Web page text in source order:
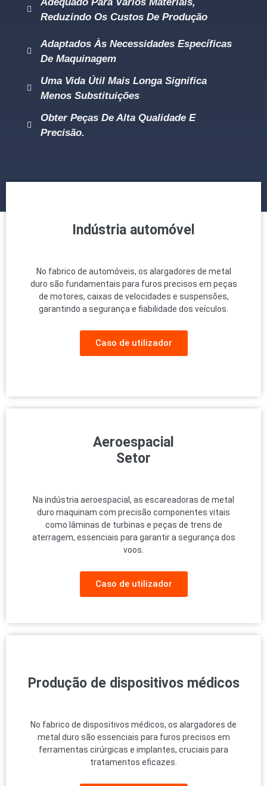
Reduzindo Os Custos De Produção
Adaptados Às Necessidades Específicas
De Maquinagem
Uma Vida Útil Mais Longa Significa
Menos Substituições
Obter Peças De Alta Qualidade E
Precisão.
Indústria automóvel
No fabrico de automóveis, os alargadores de metal
duro são fundamentais para furos precisos em peças
de motores, caixas de velocidades e suspensões,
garantindo a segurança e fiabilidade dos veículos.
Caso de utilizador
Aeroespacial
Setor
Na indústria aeroespacial, as escareadoras de metal
duro maquinam com precisão componentes vitais
como lâminas de turbinas e peças de trens de
aterragem, essenciais para garantir a segurança dos
voos.
Caso de utilizador
Produção de dispositivos médicos
No fabrico de dispositivos médicos, os alargadores de
metal duro são essenciais para furos precisos em
ferramentas cirúrgicas e implantes, cruciais para
tratamentos eficazes.